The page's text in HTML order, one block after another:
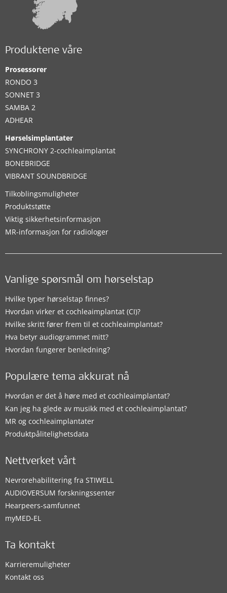
Produktene våre
Prosessorer
RONDO 3
SONNET 3
SAMBA 2
ADHEAR
Hørselsimplantater
SYNCHRONY 2-cochleaimplantat
BONEBRIDGE
VIBRANT SOUNDBRIDGE
Tilkoblingsmuligheter
Produktstøtte
Viktig sikkerhetsinformasjon
MR-informasjon for radiologer
Vanlige spørsmål om hørselstap
Hvilke typer hørselstap finnes?
Hvordan virker et cochleaimplantat (CI)?
Hvilke skritt fører frem til et cochleaimplantat?
Hva betyr audiogrammet mitt?
Hvordan fungerer benledning?
Populære tema akkurat nå
Hvordan er det å høre med et cochleaimplantat?
Kan jeg ha glede av musikk med et cochleaimplantat?
MR og cochleaimplantater
Produktpålitelighetsdata
Nettverket vårt
Nevrorehabilitering fra STIWELL
AUDIOVERSUM forskningssenter
Hearpeers-samfunnet
myMED‑EL
Ta kontakt
Karrieremuligheter
Kontakt oss